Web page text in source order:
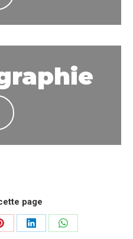
page
PartagerPartager